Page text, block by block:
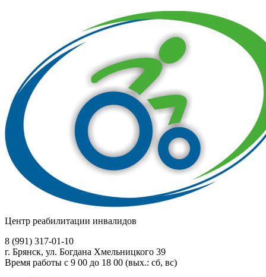
Центр реабилитации инвалидов
8 (991) 317-01-10
г. Брянск, ул. Богдана Хмельницкого 39
Время работы с 9 00 до 18 00 (вых.: сб, вс)